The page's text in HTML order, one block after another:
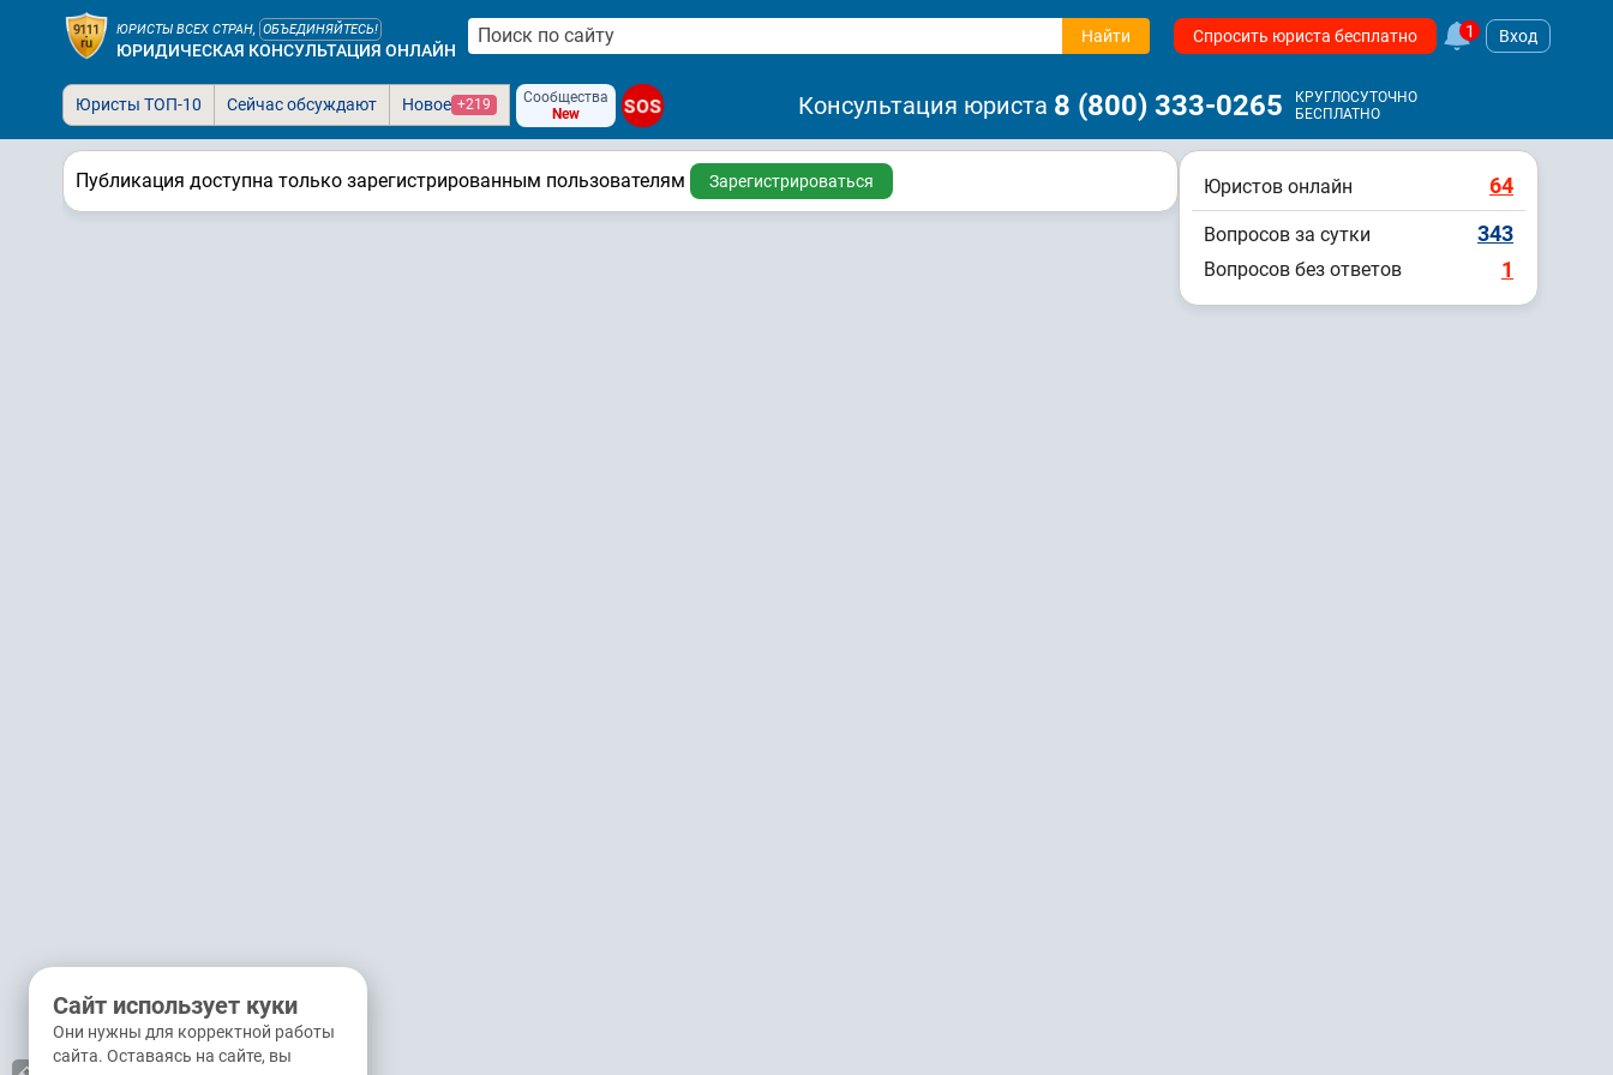
ЮРИСТЫ ВСЕХ СТРАН, ОБЪЕДИНЯЙТЕСЬ!
ЮРИДИЧЕСКАЯ КОНСУЛЬТАЦИЯ ОНЛАЙН
Найти Спросить юриста бесплатно 1 Вход
Юристы ТОП-10 Сейчас обсуждают Новое +219
Сообщества
New
SOS Консультация юриста 8 (800) 333-0265
КРУГЛОСУТОЧНО
БЕСПЛАТНО
Публикация доступна только зарегистрированным пользователям Зарегистрироваться Юристов онлайн 64
Вопросов за сутки 343
Вопросов без ответов 1
Сайт использует куки
Они нужны для корректной работы
сайта. Оставаясь на сайте, вы